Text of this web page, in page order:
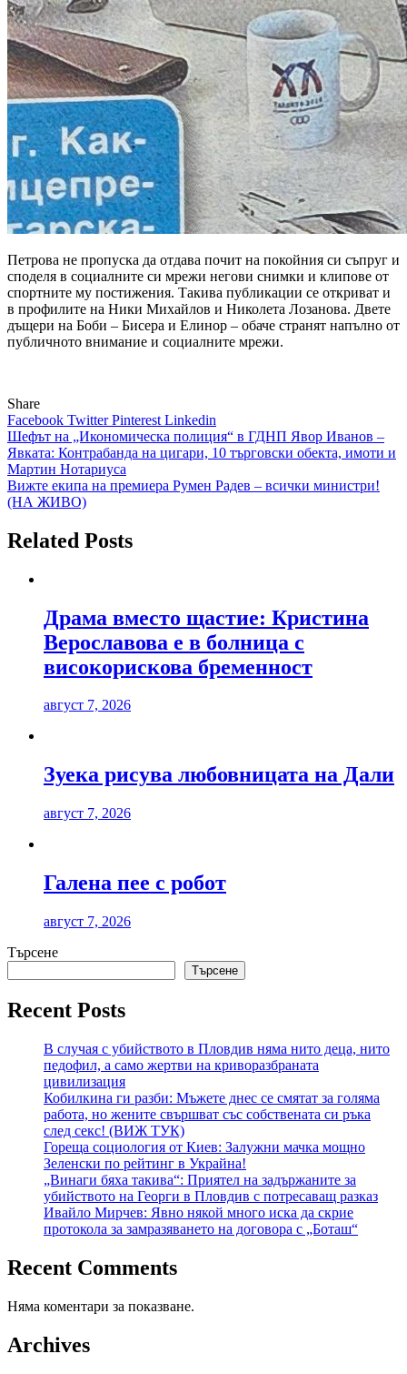
Петрова не пропуска да отдава почит на покойния си съпруг и
споделя в социалните си мрежи негови снимки и клипове от
спортните му постижения. Такива публикации се откриват и
в профилите на Ники Михайлов и Николета Лозанова. Двете
дъщери на Боби – Бисера и Елинор – обаче странят напълно от
публичното внимание и социалните мрежи.
Share
Facebook TwitterPinterest Linkedin
Навигация
Шефът на „Икономическа полиция“ в ГДНП Явор Иванов –
Явката: Контрабанда на цигари, 10 търговски обекта, имоти и
Мартин Нотариуса
Вижте екипа на премиера Румен Радев – всички министри!
(НА ЖИВО)
Related Posts
Драма вместо щастие: Кристина
Верославова е в болница с
високорискова бременност
август 7, 2026
Зуека рисува любовницата на Дали
август 7, 2026
Галена пее с робот
август 7, 2026
Търсене
Търсене
Recent Posts
В случая с убийството в Пловдив няма нито деца, нито
педофил, а само жертви на криворазбраната
цивилизация
Кобилкина ги разби: Мъжете днес се смятат за голяма
работа, но жените свършват със собствената си ръка
след секс! (ВИЖ ТУК)
Гореща социология от Киев: Залужни мачка мощно
Зеленски по рейтинг в Украйна!
„Винаги бяха такива“: Приятел на задържаните за
убийството на Георги в Пловдив с потресаващ разказ
Ивайло Мирчев: Явно някой много иска да скрие
протокола за замразяването на договора с „Боташ“
Recent Comments
Няма коментари за показване.
Archives